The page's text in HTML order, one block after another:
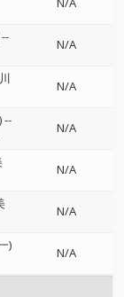
--
N/A
川
N/A
--
N/A
N/A
N/A
)
N/A